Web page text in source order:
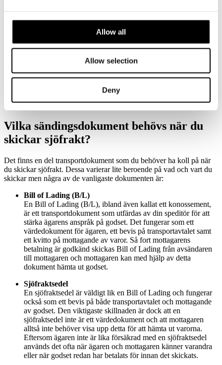
Allow all
Allow selection
Deny
Leveranstiden kan inte alltid beräknas
exakt. Ibland kan förseningar på flera veckor förekomma.
såsom stormar, höga vågor, vattennivåer, etc.
Ytterligare transport krävs:Gods som anländer via sjöfrakt
behöver nästan alltid ytterligare lastbilstransport.
Brott:Piratattacker är ett stort hot inom sjöfraktsindustrin.
Vilka sändingsdokument behövs när du
skickar sjöfrakt?
Det finns en del transportdokument som du behöver ha koll på när
du skickar sjöfrakt. Dessa varierar lite beroende på vad och vart du
skickar men några av de vanligaste dokumenten är:
Bill of Lading (B/L)
En Bill of Lading (B/L), ibland även kallat ett konossement,
är ett transportdokument som utfärdas av din speditör för att
stärka ägarens anspråk på godset. Det fungerar som ett
värdedokument för ägaren, ett bevis på transportavtalet samt
ett kvitto på mottagande av varor. Så fort mottagarens
betalning är godkänd skickas Bill of Lading från avsändaren
till mottagaren och mottagaren kan med hjälp av detta
dokument hämta ut godset.
Sjöfraktsedel
En sjöfraktsedel är väldigt lik en Bill of Lading och fungerar
också som ett bevis på både transportavtalet och mottagande
av godset. Den viktigaste skillnaden är dock att en
sjöfraktsedel inte är ett värdedokument och att mottagaren
alltså inte behöver visa upp detta för att hämta ut varorna.
Eftersom ägaren inte är lika försäkrad med en sjöfraktsedel
används det ofta när ägaren och mottagaren känner varandra
eller när godset redan har betalats för innan det skickats.